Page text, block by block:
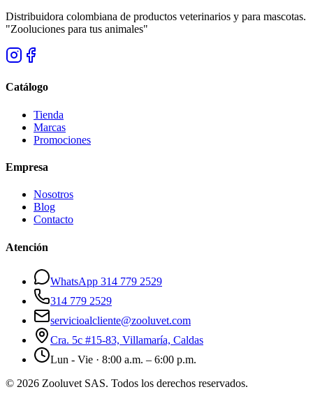
Distribuidora colombiana de productos veterinarios y para mascotas.
"Zooluciones para tus animales"
Catálogo
Tienda
Marcas
Promociones
Empresa
Nosotros
Blog
Contacto
Atención
WhatsApp 314 779 2529
314 779 2529
servicioalcliente@zooluvet.com
Cra. 5c #15-83, Villamaría, Caldas
Lun - Vie · 8:00 a.m. – 6:00 p.m.
© 2026 Zooluvet SAS. Todos los derechos reservados.